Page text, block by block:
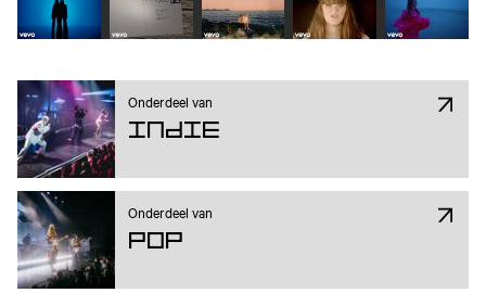
Onderdeel van
Indie
Onderdeel van
Pop